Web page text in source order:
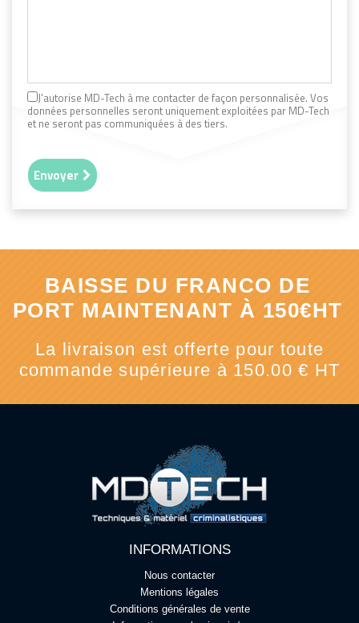
J'autorise MD-Tech à me contacter de façon personnalisée. Vos
données personnelles seront uniquement exploitées par MD-Tech
et ne seront pas communiquées à des tiers.
Envoyer
BAISSE DU FRANCO DE
PORT MAINTENANT À 150€HT
La livraison est offerte pour toute
commande supérieure à 150.00 € HT
INFORMATIONS
Nous contacter
Mentions légales
Conditions générales de vente